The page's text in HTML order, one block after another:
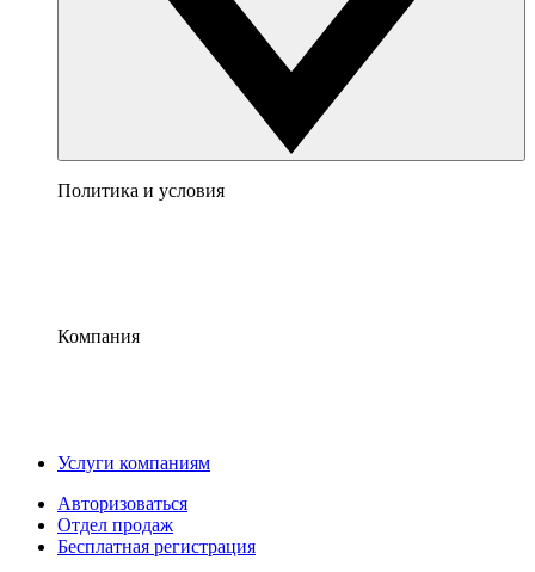
Политика и условия
Компания
Услуги компаниям
Авторизоваться
Отдел продаж
Бесплатная регистрация